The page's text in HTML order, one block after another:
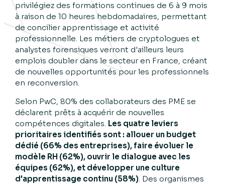
privilégiez des formations continues de 6 à 9 mois
à raison de 10 heures hebdomadaires, permettant
de concilier apprentissage et activité
professionnelle. Les métiers de cryptologues et
analystes forensiques verront d'ailleurs leurs
emplois doubler dans le secteur en France, créant
de nouvelles opportunités pour les professionnels
en reconversion.
Selon PwC, 80% des collaborateurs des PME se
déclarent prêts à acquérir de nouvelles
compétences digitales. Les quatre leviers
prioritaires identifiés sont : allouer un budget
dédié (66% des entreprises), faire évoluer le
modèle RH (62%), ouvrir le dialogue avec les
équipes (62%), et développer une culture
d'apprentissage continu (58%). Des organismes